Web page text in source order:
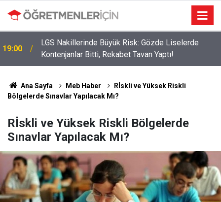
19:00
LGS Nakillerinde Büyük Risk: Gözde Liselerde
Kontenjanlar Bitti, Rekabet Tavan Yaptı!
Ana Sayfa Meb Haber
Rİskli ve Yüksek Riskli
Bölgelerde Sınavlar Yapılacak Mı?
Rİskli ve Yüksek Riskli Bölgelerde
Sınavlar Yapılacak Mı?